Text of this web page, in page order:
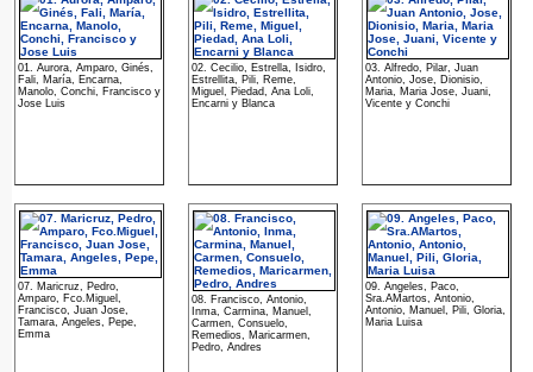
01. Aurora, Amparo, Ginés,
Fali, María, Encarna,
Manolo, Conchi, Francisco y
Jose Luis
02. Cecilio, Estrella, Isidro,
Estrellita, Pili, Reme,
Miguel, Piedad, Ana Loli,
Encarni y Blanca
03. Alfredo, Pilar, Juan
Antonio, Jose, Dionisio,
Maria, Maria Jose, Juani,
Vicente y Conchi
07. Maricruz, Pedro,
Amparo, Fco.Miguel,
Francisco, Juan Jose,
Tamara, Angeles, Pepe,
Emma
08. Francisco, Antonio,
Inma, Carmina, Manuel,
Carmen, Consuelo,
Remedios, Maricarmen,
Pedro, Andres
09. Angeles, Paco,
Sra.AMartos, Antonio,
Antonio, Manuel, Pili, Gloria,
Maria Luisa